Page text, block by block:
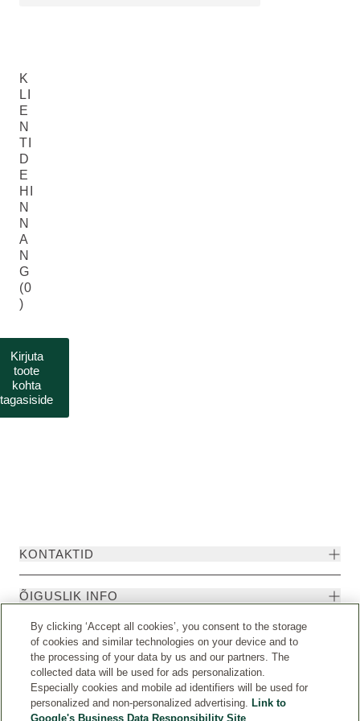
K
LI
E
N
TI
D
E
HI
N
N
A
N
G
(0
)
Kirjuta
toote
kohta
tagasiside
KONTAKTID
ÕIGUSLIK INFO
By clicking ‘Accept all cookies’, you consent to the storage
of cookies and similar technologies on your device and to
the processing of your data by us and our partners. The
collected data will be used for ads personalization.
Especially cookies and mobile ad identifiers will be used for
personalized and non-personalized advertising. Link to
Google's Business Data Responsibility Site